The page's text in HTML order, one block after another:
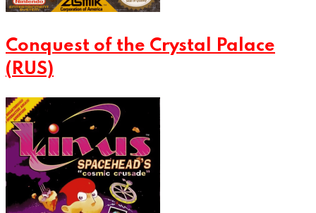
Conquest of the Crystal Palace
(RUS)